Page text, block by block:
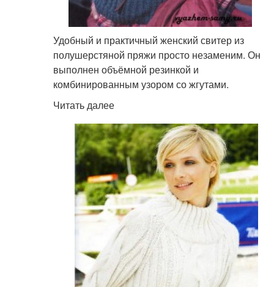
Удобный и практичный женский свитер из
полушерстяной пряжи просто незаменим. Он
выполнен объёмной резинкой и
комбинированным узором со жгутами.
Читать далее